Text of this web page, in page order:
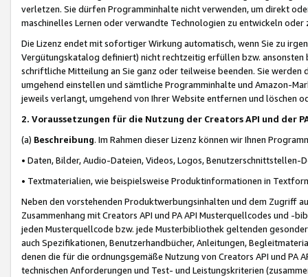
verletzen. Sie dürfen Programminhalte nicht verwenden, um direkt
maschinelles Lernen oder verwandte Technologien zu entwickeln
Die Lizenz endet mit sofortiger Wirkung automatisch, wenn Sie zu
Vergütungskatalog definiert) nicht rechtzeitig erfüllen bzw. ansonsten
schriftliche Mitteilung an Sie ganz oder teilweise beenden. Sie werden
umgehend einstellen und sämtliche Programminhalte und Amazon-
jeweils verlangt, umgehend von Ihrer Website entfernen und löschen
2. Voraussetzungen für die Nutzung der Creators API und der
(a) Beschreibung. Im Rahmen dieser Lizenz können wir Ihnen
• Daten, Bilder, Audio-Dateien, Videos, Logos, Benutzerschnittstellen-
• Textmaterialien, wie beispielsweise Produktinformationen in
Neben den vorstehenden Produktwerbungsinhalten und dem Zugriff
Zusammenhang mit Creators API und PA API Musterquellcodes und
jeden Musterquellcode bzw. jede Musterbibliothek geltenden
auch Spezifikationen, Benutzerhandbücher, Anleitungen,
denen die für die ordnungsgemäße Nutzung von Creators API und PA
technischen Anforderungen und Test- und Leistungskriterien